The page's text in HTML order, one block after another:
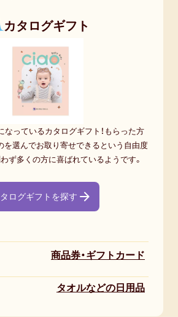
カタログギフト
なっているカタログギフト！もらった方
を選んでお取り寄せできるという自由度
ず多くの方に喜ばれているようです。
ログギフトを探す
商品券・ギフトカード
タオルなどの日用品